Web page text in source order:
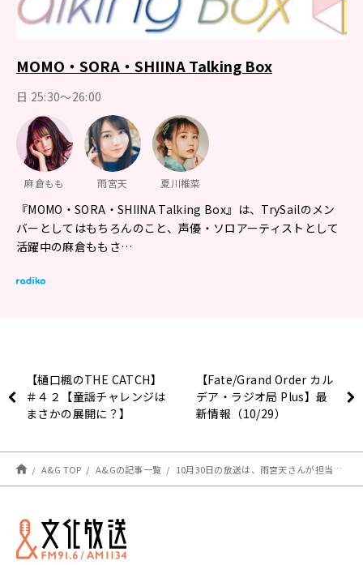
MOMO・SORA・SHIINA Talking Box
日 25:30～26:00
麻倉もも 雨宮天 夏川椎菜
『MOMO・SORA・SHIINA Talking Box』は、TrySailのメン
バーとしてはもちろんのこと、声優・ソロアーティストとして
活躍中の麻倉ももさ…
【樋口楓のTHE CATCH】
＃４２【童謡チャレンジは
まさかの展開に？】
【Fate/Grand Order カル
デア・ラジオ局 Plus】最
新情報（10/29）
A&G TOP A&Gの記事一覧 10月30日の放送は、雨宮天さんが担当！『MOMO・SORA・SHIINA Talking Box』